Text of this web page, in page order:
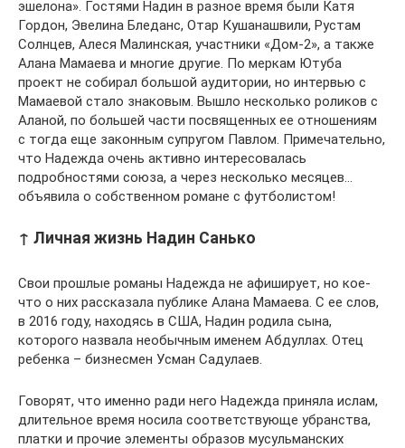
эшелона». Гостями Надин в разное время были Катя
Гордон, Эвелина Бледанс, Отар Кушанашвили, Рустам
Солнцев, Алеся Малинская, участники «Дом-2», а также
Алана Мамаева и многие другие. По меркам Ютуба
проект не собирал большой аудитории, но интервью с
Мамаевой стало знаковым. Вышло несколько роликов с
Аланой, по большей части посвященных ее отношениям
с тогда еще законным супругом Павлом. Примечательно,
что Надежда очень активно интересовалась
подробностями союза, а через несколько месяцев…
объявила о собственном романе с футболистом!
↑ Личная жизнь Надин Санько
Свои прошлые романы Надежда не афиширует, но кое-
что о них рассказала публике Алана Мамаева. С ее слов,
в 2016 году, находясь в США, Надин родила сына,
которого назвала необычным именем Абдуллах. Отец
ребенка – бизнесмен Усман Садулаев.
Говорят, что именно ради него Надежда приняла ислам,
длительное время носила соответствующе убранства,
платки и прочие элементы образов мусульманских